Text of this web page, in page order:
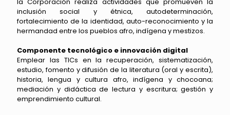
inclusión social y étnica, autodeterminación,
fortalecimiento de la identidad, auto-reconocimiento y la
hermandad entre los pueblos afro, indígena y mestizos.
Componente tecnológico e innovación digital
Emplear las TICs en la recuperación, sistematización,
estudio, fomento y difusión de la literatura (oral y escrita),
historia, lengua y cultura afro, indígena y chocoana;
mediación y didáctica de lectura y escritura; gestión y
emprendimiento cultural.